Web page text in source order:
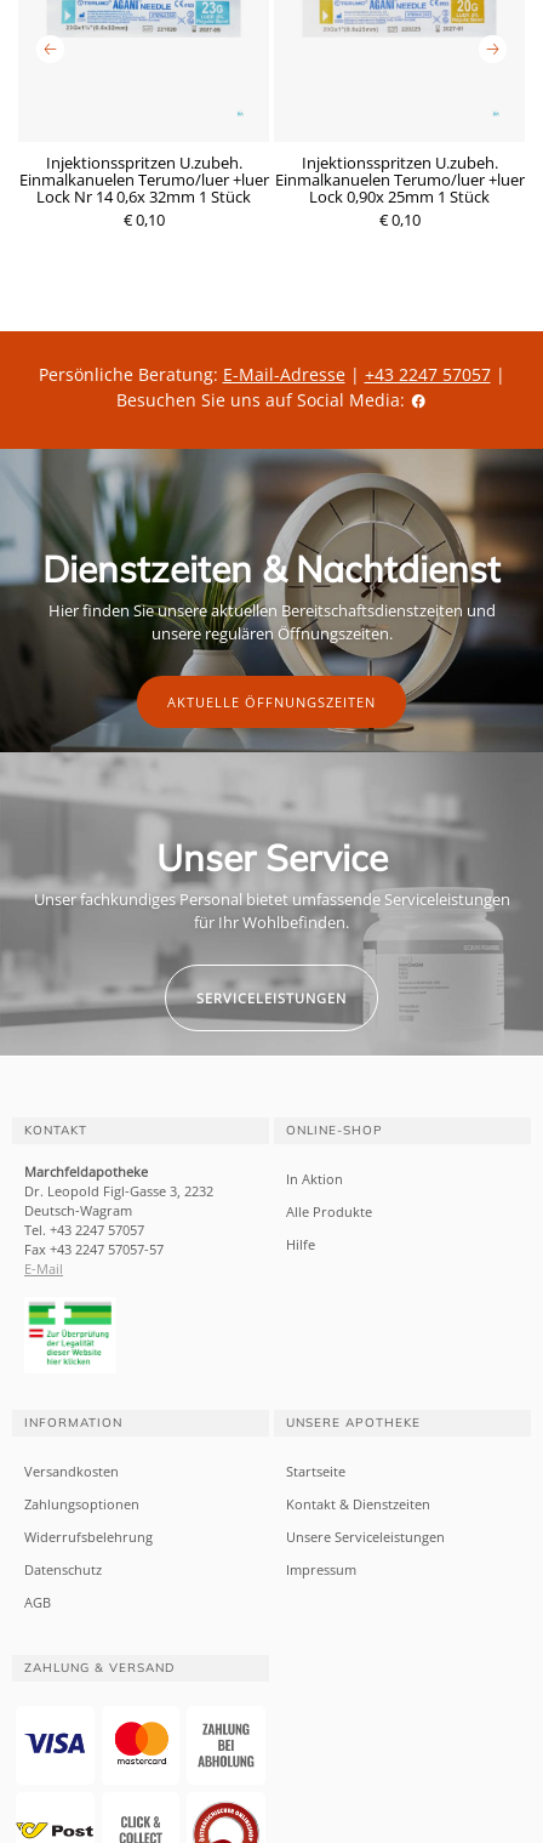
Injektionsspritzen U.zubeh.
Einmalkanuelen Terumo/luer +luer
Lock Nr 14 0,6x 32mm 1 Stück
€ 0,10
Injektionsspritzen U.zubeh.
Einmalkanuelen Terumo/luer +luer
Lock 0,90x 25mm 1 Stück
€ 0,10
e
P
e
g
l
i
A
n
s
p
r
e
i
Persönliche Beratung: E-Mail-Adresse| +43 2247 57057|
Besuchen Sie uns auf Social Media:
Dienstzeiten & Nachtdienst
Hier finden Sie unsere aktuellen Bereitschaftsdienstzeiten und
unsere regulären Öffnungszeiten.
AKTUELLE ÖFFNUNGSZEITEN
Unser Service
Unser fachkundiges Personal bietet umfassende Serviceleistungen
für Ihr Wohlbefinden.
SERVICELEISTUNGEN
KONTAKT
Marchfeldapotheke
Dr. Leopold Figl-Gasse 3, 2232
Deutsch-Wagram
Tel. +43 2247 57057
Fax +43 2247 57057-57
E-Mail
ONLINE-SHOP
In Aktion
Alle Produkte
Hilfe
INFORMATION
Versandkosten
Zahlungsoptionen
Widerrufsbelehrung
Datenschutz
AGB
UNSERE APOTHEKE
Startseite
Kontakt & Dienstzeiten
Unsere Serviceleistungen
Impressum
ZAHLUNG & VERSAND